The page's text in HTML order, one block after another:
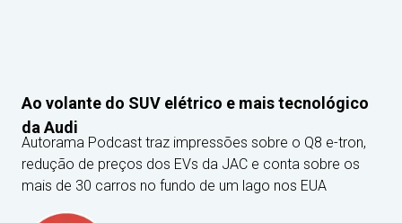
Ao volante do SUV elétrico e mais tecnológico
da Audi
Autorama Podcast traz impressões sobre o Q8 e-tron,
redução de preços dos EVs da JAC e conta sobre os
mais de 30 carros no fundo de um lago nos EUA